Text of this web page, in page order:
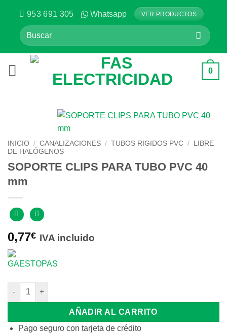
contenido
953 691 305 Whatsapp VER PRODUCTOS
Buscar
por:
0
INICIO / CANALIZACIONES / TUBOS RIGIDOS PVC /
LIBRE
DE HALÓGENOS
SOPORTE CLIPS PARA TUBO PVC 40
mm
0,77€ IVA incluido
SOPORTE CLIPS PARA TUBO PVC 40 mm cantidad
AÑADIR AL CARRITO
Pago seguro con tarjeta de crédito